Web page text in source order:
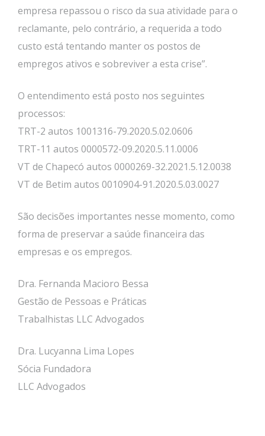
empresa repassou o risco da sua atividade para o
reclamante, pelo contrário, a requerida a todo
custo está tentando manter os postos de
empregos ativos e sobreviver a esta crise”.
O entendimento está posto nos seguintes
processos:
TRT-2 autos 1001316-79.2020.5.02.0606
TRT-11 autos 0000572-09.2020.5.11.0006
VT de Chapecó autos 0000269-32.2021.5.12.0038
VT de Betim autos 0010904-91.2020.5.03.0027
São decisões importantes nesse momento, como
forma de preservar a saúde financeira das
empresas e os empregos.
Dra. Fernanda Macioro Bessa
Gestão de Pessoas e Práticas
Trabalhistas LLC Advogados
Dra. Lucyanna Lima Lopes
Sócia Fundadora
LLC Advogados